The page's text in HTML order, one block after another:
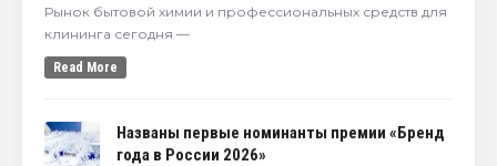
Рынок бытовой химии и профессиональных средств для
клининга сегодня —
Read More
Названы первые номинанты премии «Бренд
года в России 2026»